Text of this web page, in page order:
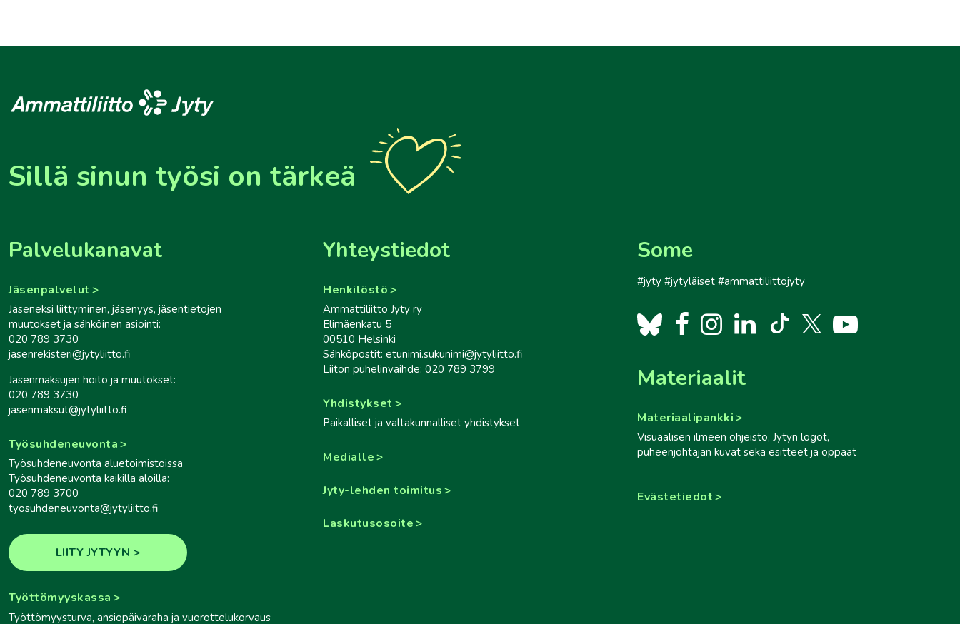
Sillä sinun työsi on tärkeä
Palvelukanavat
Jäsenpalvelut
Jäseneksi liittyminen, jäsenyys, jäsentietojen
muutokset ja sähköinen asiointi:
020 789 3730
jasenrekisteri@jytyliitto.fi
Jäsenmaksujen hoito ja muutokset:
020 789 3730
jasenmaksut@jytyliitto.fi
Työsuhdeneuvonta
Työsuhdeneuvonta aluetoimistoissa
Työsuhdeneuvonta kaikilla aloilla:
020 789 3700
tyosuhdeneuvonta@jytyliitto.fi
LIITY JYTYYN
Työttömyyskassa
Työttömyysturva, ansiopäiväraha ja vuorottelukorvaus
Yhteystiedot
Henkilöstö
Ammattiliitto Jyty ry
Elimäenkatu 5
00510 Helsinki
Sähköpostit: etunimi.sukunimi@jytyliitto.fi
Liiton puhelinvaihde: 020 789 3799
Yhdistykset
Paikalliset ja valtakunnalliset yhdistykset
Medialle
Jyty-lehden toimitus
Laskutusosoite
Materiaalit
Materiaalipankki
Visuaalisen ilmeen ohjeisto, Jytyn logot,
puheenjohtajan kuvat sekä esitteet ja oppaat
Evästetiedot
Some
#jyty #jytyläiset #ammattiliittojyty